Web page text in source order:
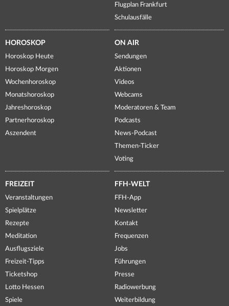
Flugplan Frankfurt
Schulausfälle
HOROSKOP
Horoskop Heute
Horoskop Morgen
Wochenhoroskop
Monatshoroskop
Jahreshoroskop
Partnerhoroskop
Aszendent
ON AIR
Sendungen
Aktionen
Videos
Webcams
Moderatoren & Team
Podcasts
News-Podcast
Themen-Ticker
Voting
FREIZEIT
Veranstaltungen
Spielplätze
Rezepte
Meditation
Ausflugsziele
Freizeit-Tipps
Ticketshop
Lotto Hessen
Spiele
FFH-WELT
FFH-App
Newsletter
Kontakt
Frequenzen
Jobs
Führungen
Presse
Radiowerbung
Weiterbildung